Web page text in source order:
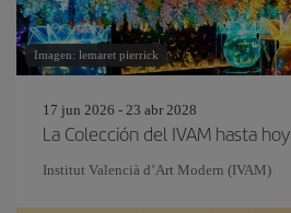
Imagen: lemaret pierrick
17 jun 2026 - 23 abr 2028
La Colección del IVAM hasta hoy
Institut Valencià d’Art Modern (IVAM)